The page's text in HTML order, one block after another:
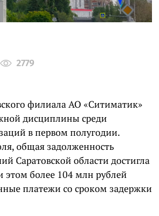
2779
филиала АО «Ситиматик»
дисциплины среди
в первом полугодии.
общая задолженность
Саратовской области достигла
этом более 104 млн рублей
платежи со сроком задержки